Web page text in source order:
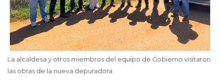
La alcaldesa y otros miembros del equipo de Gobierno visitaron
las obras de la nueva depuradora